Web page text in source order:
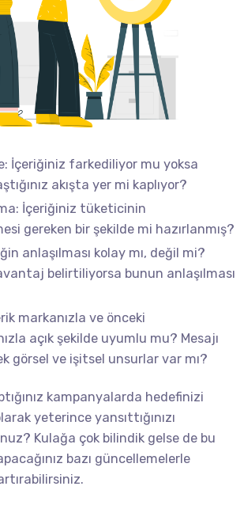
İçeriğiniz farkediliyor mu yoksa
akışta yer mi kaplıyor?
İçeriğiniz tüketicinin
gereken bir şekilde mi hazırlanmış?
anlaşılması kolay mı, değil mi?
belirtiliyorsa bunun anlaşılması
markanızla ve önceki
açık şekilde uyumlu mu? Mesajı
görsel ve işitsel unsurlar var mı?
kampanyalarda hedefinizi
yeterince yansıttığınızı
Kulağa çok bilindik gelse de bu
bazı güncellemelerle